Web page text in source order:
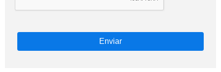
Enviar